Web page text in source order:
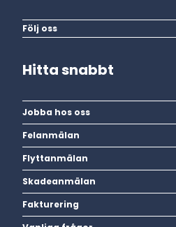
Följ oss
Hitta snabbt
Jobba hos oss
Felanmälan
Flyttanmälan
Skadeanmälan
Fakturering